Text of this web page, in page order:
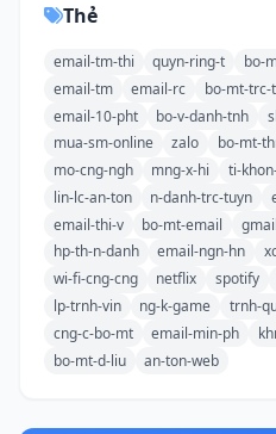
Thẻ
email-tm-thi quyn-ring-t bo-
email-tm
email-rc bo-mt-trc-
email-10-pht
bo-v-danh-tnh
mua-sm-online
zalo bo-mt-
mo-cng-ngh
mng-x-hi ti-
lin-lc-an-ton
n-danh-trc-tuyn
email-thi-v
bo-mt-email gmail
hp-th-n-danh
email-ngn-hn
wi-fi-cng-cng
netflix spotify
lp-trnh-vin
ng-k-game trnh-
cng-c-bo-mt
email-min-ph
bo-mt-d-liu
an-ton-web